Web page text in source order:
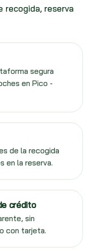
recogida, reserva
segura
en Pico -
de la recogida
en la reserva.
crédito
sin
con tarjeta.